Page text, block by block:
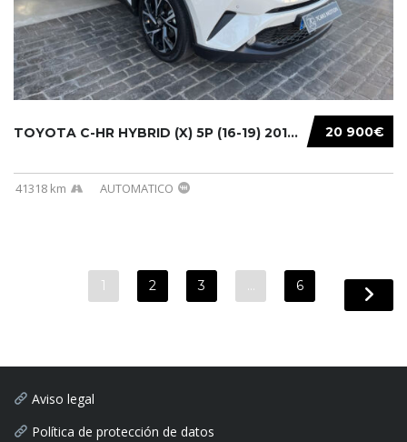
20 900€
TOYOTA C-HR HYBRID (X) 5P (16-19) 2019...
41318 km AUTOMATICO
1 2 3 … 6
Aviso legal
Política de protección de datos